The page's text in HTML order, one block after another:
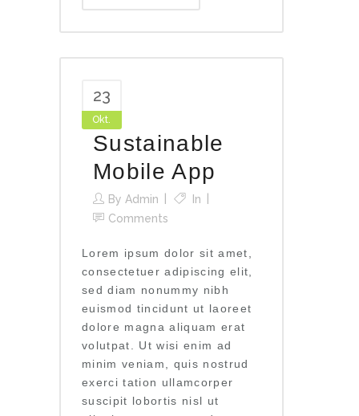
23
Okt.
Sustainable
Mobile App
By Admin
In
Comments
Lorem ipsum dolor sit amet,
consectetuer adipiscing elit,
sed diam nonummy nibh
euismod tincidunt ut laoreet
dolore magna aliquam erat
volutpat. Ut wisi enim ad
minim veniam, quis nostrud
exerci tation ullamcorper
suscipit lobortis nisl ut